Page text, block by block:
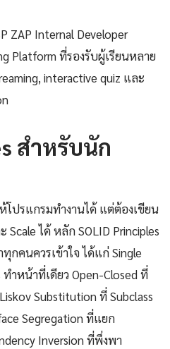
ZAP Internal Developer
Platform ที่รองรับผู้เรียนหลาย
interactive quiz และ
สำหรับนัก
โปรแกรมทำงานได้ แต่ต้องเขียน
ได้ หลัก SOLID Principles
คนควรเข้าใจ ได้แก่ Single
ำหน้าที่เดียว Open-Closed ที่
Substitution ที่ Subclass
Segregation ที่แยก
Inversion ที่พึ่งพา